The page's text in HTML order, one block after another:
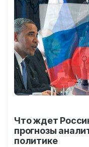
Что ждет
прогнозы
политике